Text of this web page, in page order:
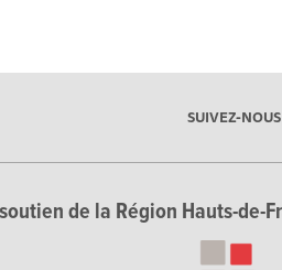
SUIVEZ-NOUS
de la Région Hauts-de-